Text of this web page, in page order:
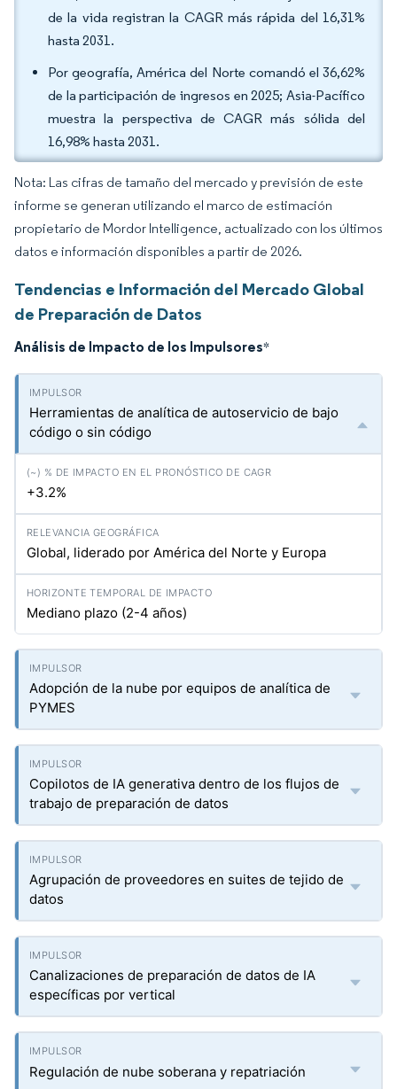
de la vida registran la CAGR más rápida del 16,31%
hasta 2031.
Por geografía, América del Norte comandó el 36,62%
de la participación de ingresos en 2025; Asia-Pacífico
muestra la perspectiva de CAGR más sólida del
16,98% hasta 2031.
Nota: Las cifras de tamaño del mercado y previsión de este
informe se generan utilizando el marco de estimación
propietario de Mordor Intelligence, actualizado con los últimos
datos e información disponibles a partir de 2026.
Tendencias e Información del Mercado Global
de Preparación de Datos
Análisis de Impacto de los Impulsores*
Herramientas de analítica de autoservicio de bajo
código o sin código
+3.2%
Global, liderado por América del Norte y Europa
Mediano plazo (2-4 años)
Adopción de la nube por equipos de analítica de
PYMES
Copilotos de IA generativa dentro de los flujos de
trabajo de preparación de datos
Agrupación de proveedores en suites de tejido de
datos
Canalizaciones de preparación de datos de IA
específicas por vertical
Regulación de nube soberana y repatriación